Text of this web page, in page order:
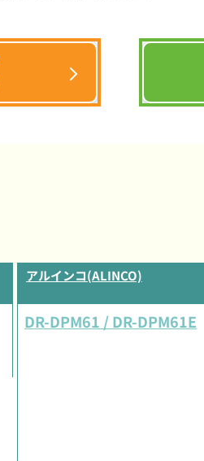
アルインコ(ALINCO)
DR-DPM61 / DR-DPM61E